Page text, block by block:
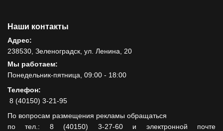
Наши контакты
Адрес:
238530, Зеленоградск, ул. Ленина, 20
Мы работаем:
Понедельник-пятница, 09:00 - 18:00
Телефон:
8 (40150) 3-21-95
По вопросам размещения рекламы обращаться
по тел.: 8 (40150) 3-27-60 и электронной почте